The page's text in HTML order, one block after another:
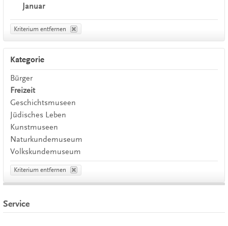
Januar
Kriterium entfernen
Kategorie
Bürger
Freizeit
Geschichtsmuseen
Jüdisches Leben
Kunstmuseen
Naturkundemuseum
Volkskundemuseum
Kriterium entfernen
Service